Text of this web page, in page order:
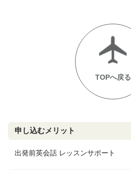
TOPへ戻る
申し込むメリット
出発前英会話 レッスンサポート